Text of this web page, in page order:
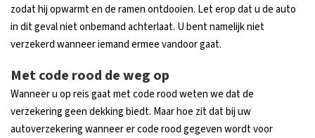
zodat hij opwarmt en de ramen ontdooien. Let erop dat u de auto
in dit geval niet onbemand achterlaat. U bent namelijk niet
verzekerd wanneer iemand ermee vandoor gaat.
Met code rood de weg op
Wanneer u op reis gaat met code rood weten we dat de
verzekering geen dekking biedt. Maar hoe zit dat bij uw
autoverzekering wanneer er code rood gegeven wordt voor